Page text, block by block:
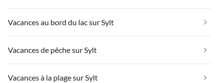
Vacances au bord du lac sur Sylt
Vacances de pêche sur Sylt
Vacances à la plage sur Sylt